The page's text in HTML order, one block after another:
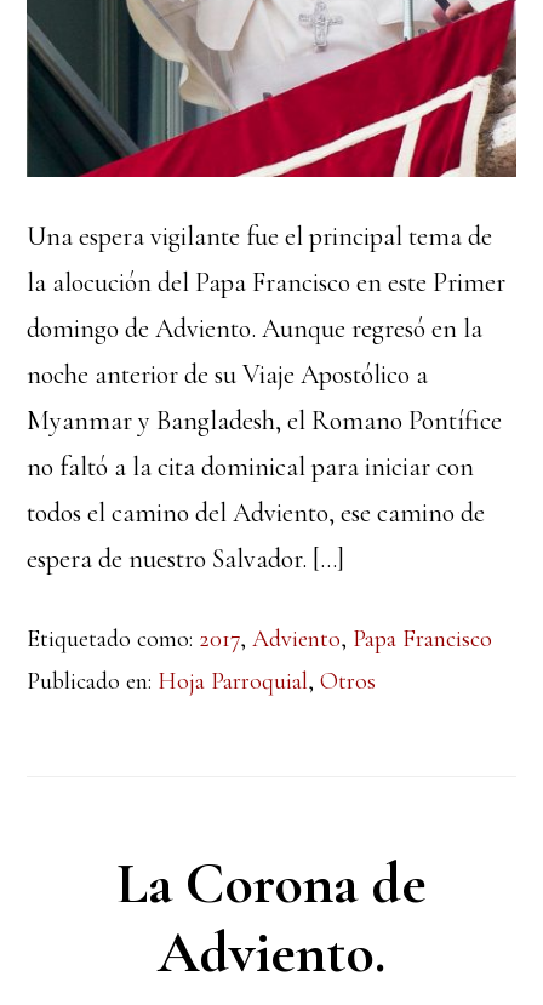
Una espera vigilante fue el principal tema de
la alocución del Papa Francisco en este Primer
domingo de Adviento. Aunque regresó en la
noche anterior de su Viaje Apostólico a
Myanmar y Bangladesh, el Romano Pontífice
no faltó a la cita dominical para iniciar con
todos el camino del Adviento, ese camino de
espera de nuestro Salvador. […]
Etiquetado como: 2017,Adviento, Papa Francisco
Publicado en: Hoja Parroquial,Otros
La Corona de
Adviento.